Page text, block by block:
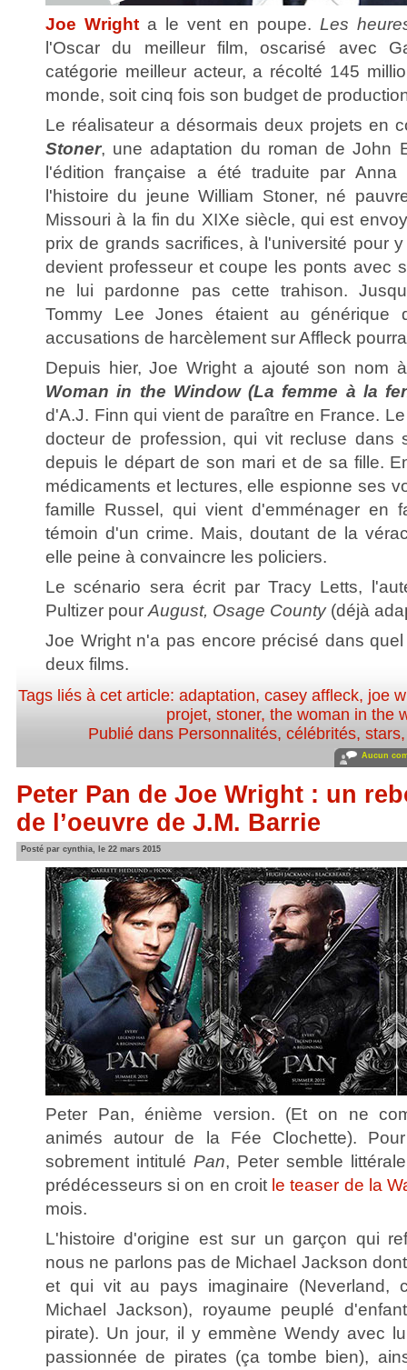
Joe Wright a le vent en poupe. Les
l'Oscar du meilleur film, oscarisé avec
catégorie meilleur acteur, a récolté 145
monde, soit cinq fois son budget de
Le réalisateur a désormais deux projets en
Stoner, une adaptation du roman de John
l'édition française a été traduite par
l'histoire du jeune William Stoner, né
Missouri à la fin du XIXe siècle, qui est
prix de grands sacrifices, à l'université pour
devient professeur et coupe les ponts avec
ne lui pardonne pas cette trahison.
Tommy Lee Jones étaient au
accusations de harcèlement sur Affleck
Depuis hier, Joe Wright a ajouté son nom
Woman in the Window (La femme à la
d'A.J. Finn qui vient de paraître en France.
docteur de profession, qui vit recluse dans
depuis le départ de son mari et de sa fille.
médicaments et lectures, elle espionne ses
famille Russel, qui vient d'emménager en
témoin d'un crime. Mais, doutant de la
elle peine à convaincre les policiers.
Le scénario sera écrit par Tracy Letts,
Pultizer pour August, Osage County(déjà
Joe Wright n'a pas encore précisé dans
deux films.
Tags liés à cet article: adaptation, casey affleck, joe
projet, stoner, the woman in the
Publié dans Personnalités, célébrités, stars
Aucun
Peter Pan de Joe Wright : un
de l’oeuvre de J.M. Barrie
Posté par cynthia, le 22 mars 2015
Peter Pan, énième version. (Et on ne
animés autour de la Fée Clochette).
sobrement intitulé Pan, Peter semble
prédécesseurs si on en croit le teaser de la
mois.
L'histoire d'origine est sur un garçon qui
nous ne parlons pas de Michael Jackson
et qui vit au pays imaginaire (Neverland,
Michael Jackson), royaume peuplé
pirate). Un jour, il y emmène Wendy avec
passionnée de pirates (ça tombe bien),